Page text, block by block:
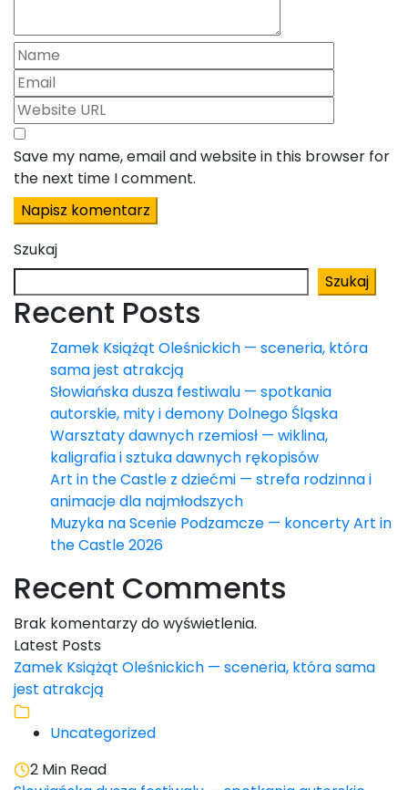
Save my name, email and website in this browser for
the next time I comment.
Szukaj
Szukaj
Recent Posts
Zamek Książąt Oleśnickich — sceneria, która
sama jest atrakcją
Słowiańska dusza festiwalu — spotkania
autorskie, mity i demony Dolnego Śląska
Warsztaty dawnych rzemiosł — wiklina,
kaligrafia i sztuka dawnych rękopisów
Art in the Castle z dziećmi — strefa rodzinna i
animacje dla najmłodszych
Muzyka na Scenie Podzamcze — koncerty Art in
the Castle 2026
Recent Comments
Brak komentarzy do wyświetlenia.
Latest Posts
Zamek Książąt Oleśnickich — sceneria, która sama
jest atrakcją
Uncategorized
2 Min Read